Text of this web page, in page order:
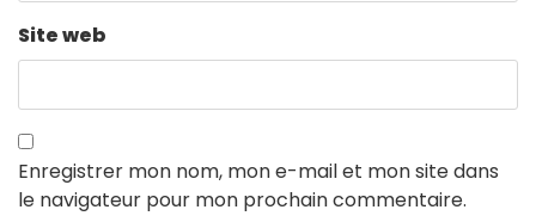
Site web
Enregistrer mon nom, mon e-mail et mon site dans
le navigateur pour mon prochain commentaire.